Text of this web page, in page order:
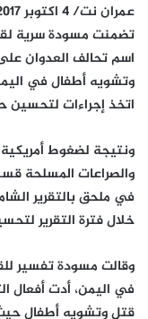
عمران نت/ 4 اكتوبر 2017م
تضمنت مسودة سرية
اسم تحالف العدوان
وتشويه أطفال في
اتخذ إجراءات لتحسين
ونتيجة لضغوط
والصراعات المسلحة
في ملحق بالتقرير
خلال فترة التقرير
وقالت مسودة تفسير
في اليمن، أدت أفعال